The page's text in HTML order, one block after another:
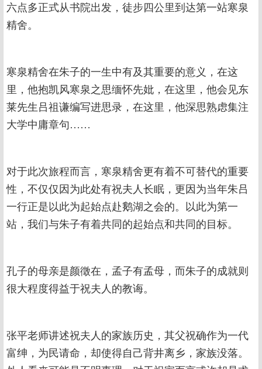
六点多正式从书院出发，徒步四公里到达第一站寒泉
精舍。
寒泉精舍在朱子的一生中有及其重要的意义，在这
里，他抱凯风寒泉之思缅怀先妣，在这里，他会见东
莱先生吕祖谦编写进思录，在这里，他深思熟虑集注
大学中庸章句……
对于此次旅程而言，寒泉精舍更有着不可替代的重要
性，不仅仅因为此处有祝夫人长眠，更因为当年朱吕
一行正是以此为起始点赴鹅湖之会的。以此为第一
站，我们与朱子有着共同的起始点和共同的目标。
孔子的母亲是颜徵在，孟子有孟母，而朱子的成就则
很大程度得益于祝夫人的教诲。
张平老师讲述祝夫人的家族历史，其父祝确作为一代
富绅，为民请命，却使得自己背井离乡，家族没落。